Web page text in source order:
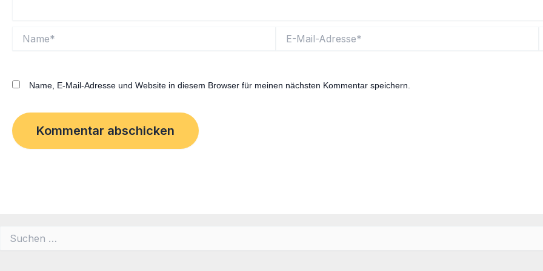
Mail-
Name, E-Mail-Adresse und Website in diesem Browser für meinen nächsten Kommentar speichern.
Suchen